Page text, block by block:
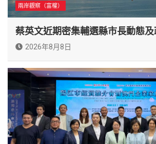
兩岸觀察（富權）
蔡英文近期密集輔選縣市長動態
2026年8月8日